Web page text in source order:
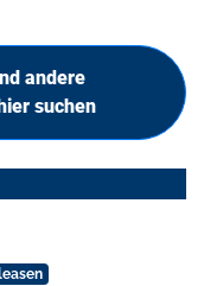
andere
suchen